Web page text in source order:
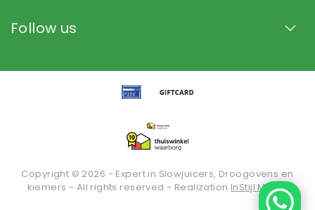
Follow us
Copyright © 2026 - Expert in Slowjuicers, Droogovens en
kiemers - All rights reserved - Realization InStijl Media